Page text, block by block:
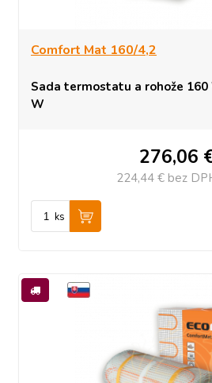
Comfort Mat 160/4,2
Sada termostatu a rohože 160
W
276,06
224,44 € bez
ks